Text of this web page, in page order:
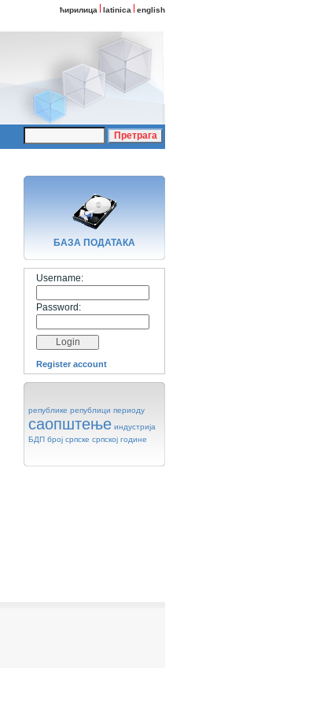
ћирилица latinica english
БАЗA ПОДАТАКА
Username:
Password:
Register account
републике републици периоду
саопштење индустрија
БДП број српске српској године